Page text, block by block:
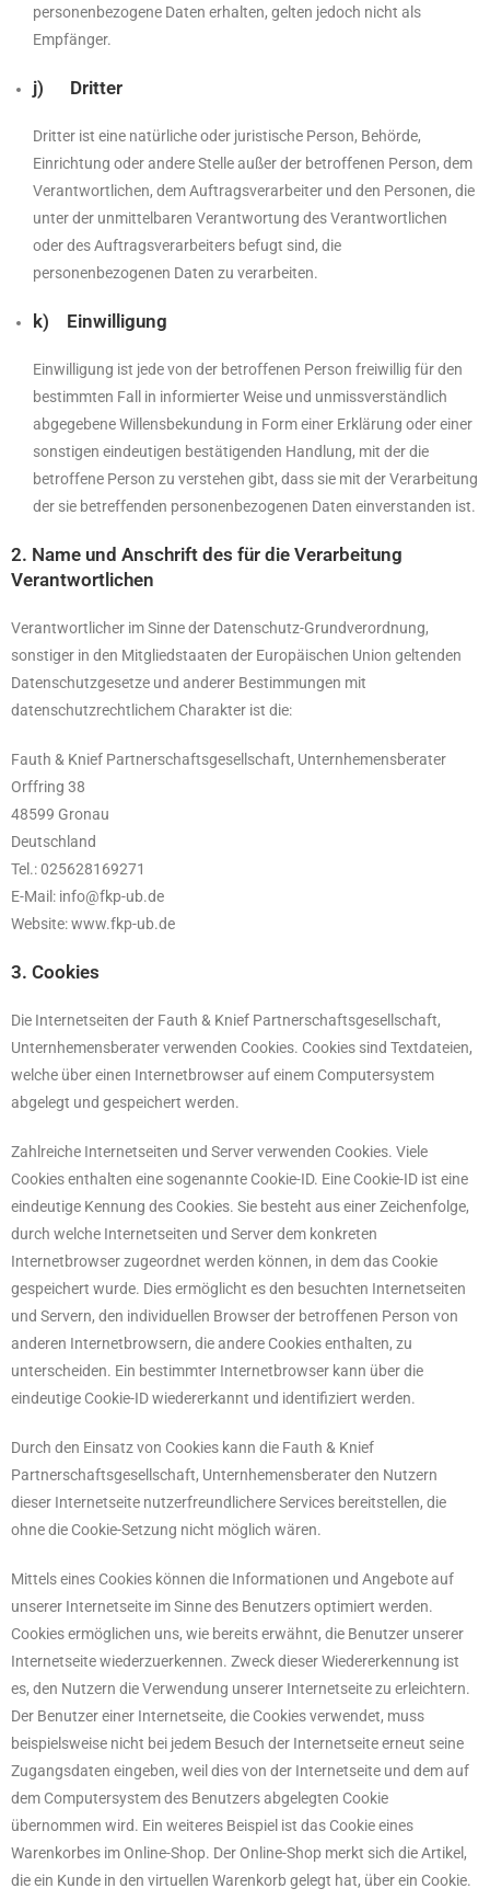
personenbezogene Daten erhalten, gelten jedoch nicht als
Empfänger.
j) Dritter
Dritter ist eine natürliche oder juristische Person, Behörde,
Einrichtung oder andere Stelle außer der betroffenen Person, dem
Verantwortlichen, dem Auftragsverarbeiter und den Personen, die
unter der unmittelbaren Verantwortung des Verantwortlichen
oder des Auftragsverarbeiters befugt sind, die
personenbezogenen Daten zu verarbeiten.
k) Einwilligung
Einwilligung ist jede von der betroffenen Person freiwillig für den
bestimmten Fall in informierter Weise und unmissverständlich
abgegebene Willensbekundung in Form einer Erklärung oder einer
sonstigen eindeutigen bestätigenden Handlung, mit der die
betroffene Person zu verstehen gibt, dass sie mit der Verarbeitung
der sie betreffenden personenbezogenen Daten einverstanden ist.
2. Name und Anschrift des für die Verarbeitung
Verantwortlichen
Verantwortlicher im Sinne der Datenschutz-Grundverordnung,
sonstiger in den Mitgliedstaaten der Europäischen Union geltenden
Datenschutzgesetze und anderer Bestimmungen mit
datenschutzrechtlichem Charakter ist die:
Fauth & Knief Partnerschaftsgesellschaft, Unternhemensberater
Orffring 38
48599 Gronau
Deutschland
Tel.: 025628169271
E-Mail: info@fkp-ub.de
Website: www.fkp-ub.de
3. Cookies
Die Internetseiten der Fauth & Knief Partnerschaftsgesellschaft,
Unternhemensberater verwenden Cookies. Cookies sind Textdateien,
welche über einen Internetbrowser auf einem Computersystem
abgelegt und gespeichert werden.
Zahlreiche Internetseiten und Server verwenden Cookies. Viele
Cookies enthalten eine sogenannte Cookie-ID. Eine Cookie-ID ist eine
eindeutige Kennung des Cookies. Sie besteht aus einer Zeichenfolge,
durch welche Internetseiten und Server dem konkreten
Internetbrowser zugeordnet werden können, in dem das Cookie
gespeichert wurde. Dies ermöglicht es den besuchten Internetseiten
und Servern, den individuellen Browser der betroffenen Person von
anderen Internetbrowsern, die andere Cookies enthalten, zu
unterscheiden. Ein bestimmter Internetbrowser kann über die
eindeutige Cookie-ID wiedererkannt und identifiziert werden.
Durch den Einsatz von Cookies kann die Fauth & Knief
Partnerschaftsgesellschaft, Unternhemensberater den Nutzern
dieser Internetseite nutzerfreundlichere Services bereitstellen, die
ohne die Cookie-Setzung nicht möglich wären.
Mittels eines Cookies können die Informationen und Angebote auf
unserer Internetseite im Sinne des Benutzers optimiert werden.
Cookies ermöglichen uns, wie bereits erwähnt, die Benutzer unserer
Internetseite wiederzuerkennen. Zweck dieser Wiedererkennung ist
es, den Nutzern die Verwendung unserer Internetseite zu erleichtern.
Der Benutzer einer Internetseite, die Cookies verwendet, muss
beispielsweise nicht bei jedem Besuch der Internetseite erneut seine
Zugangsdaten eingeben, weil dies von der Internetseite und dem auf
dem Computersystem des Benutzers abgelegten Cookie
übernommen wird. Ein weiteres Beispiel ist das Cookie eines
Warenkorbes im Online-Shop. Der Online-Shop merkt sich die Artikel,
die ein Kunde in den virtuellen Warenkorb gelegt hat, über ein Cookie.